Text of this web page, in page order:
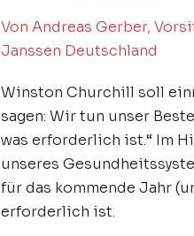
Von Andreas Gerber,
Janssen Deutschland
Winston Churchill soll
sagen: Wir tun unser
was erforderlich ist.“ Im
unseres
für das kommende Jahr
erforderlich ist.